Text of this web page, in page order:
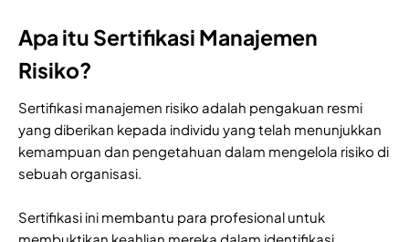
Apa itu Sertifikasi Manajemen
Risiko?
Sertifikasi manajemen risiko adalah pengakuan resmi
yang diberikan kepada individu yang telah menunjukkan
kemampuan dan pengetahuan dalam mengelola risiko di
sebuah organisasi.
Sertifikasi ini membantu para profesional untuk